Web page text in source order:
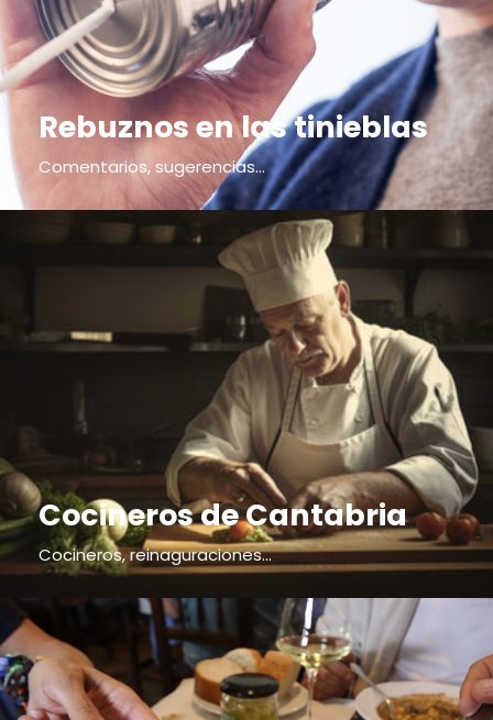
Rebuznos en las tinieblas
Comentarios, sugerencias...
Cocineros de Cantabria
Cocineros, reinaguraciones...